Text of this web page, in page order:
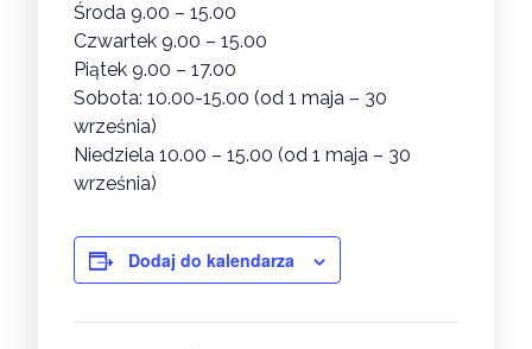
Środa 9.00 – 15.00
Czwartek 9.00 – 15.00
Piątek 9.00 – 17.00
Sobota: 10.00-15.00 (od 1 maja – 30
września)
Niedziela 10.00 – 15.00 (od 1 maja – 30
września)
Dodaj do kalendarza